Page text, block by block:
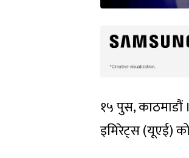
१५ पुस, काठमाडौं
इमिरेट्स (यूएई) को